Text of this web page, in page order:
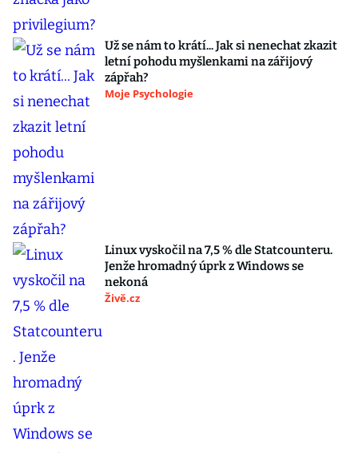
Už se nám to krátí... Jak si nenechat zkazit
letní pohodu myšlenkami na zářijový
zápřah?
Moje Psychologie
Linux vyskočil na 7,5 % dle Statcounteru.
Jenže hromadný úprk z Windows se
nekoná
Živě.cz